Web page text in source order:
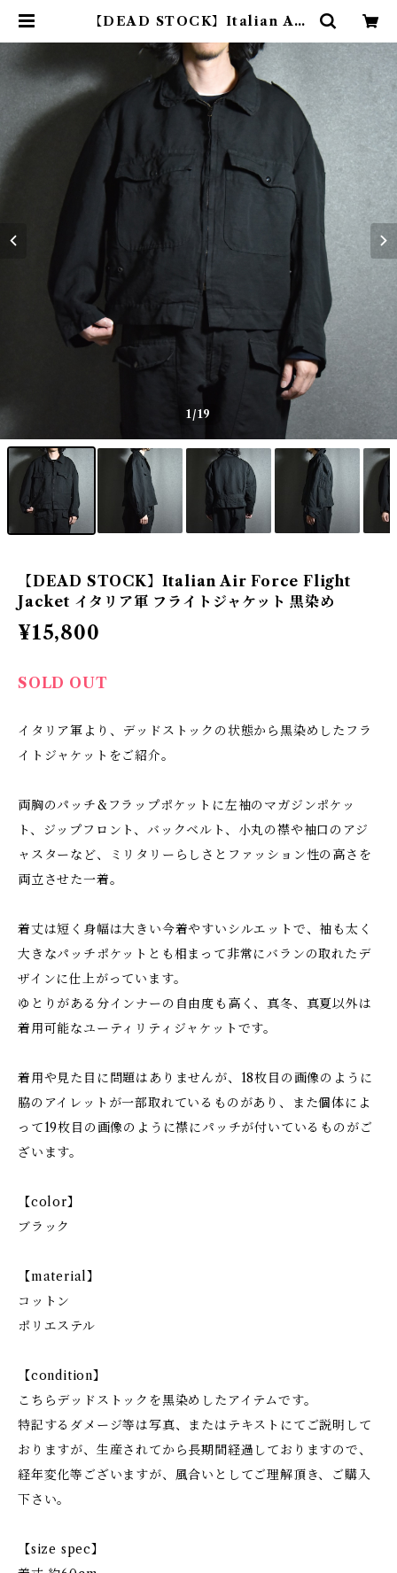
【DEAD STOCK】Italian Air
フライトジャケット 黒染め | mark
& collars (マークアンドカラーズ)
1/19
【DEAD STOCK】Italian Air Force Flight
Jacket イタリア軍 フライトジャケット 黒染め
¥15,800
SOLD OUT
イタリア軍より、デッドストックの状態から黒染めしたフラ
イトジャケットをご紹介。
両胸のパッチ&フラップポケットに左袖のマガジンポケッ
ト、ジップフロント、バックベルト、小丸の襟や袖口のアジ
ャスターなど、ミリタリーらしさとファッション性の高さを
両立させた一着。
着丈は短く身幅は大きい今着やすいシルエットで、袖も太く
大きなパッチポケットとも相まって非常にバランの取れたデ
ザインに仕上がっています。
ゆとりがある分インナーの自由度も高く、真冬、真夏以外は
着用可能なユーティリティジャケットです。
着用や見た目に問題はありませんが、18枚目の画像のように
脇のアイレットが一部取れているものがあり、また個体によ
って19枚目の画像のように襟にパッチが付いているものがご
ざいます。
【color】
ブラック
【material】
コットン
ポリエステル
【condition】
こちらデッドストックを黒染めしたアイテムです。
特記するダメージ等は写真、またはテキストにてご説明して
おりますが、生産されてから長期間経過しておりますので、
経年変化等ございますが、風合いとしてご理解頂き、ご購入
下さい。
【size spec】